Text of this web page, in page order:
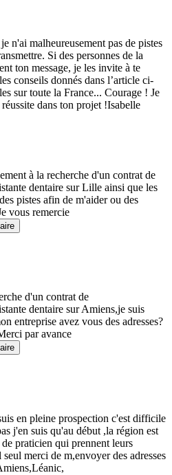
n'ai malheureusement pas de pistes
Si des personnes de la
ton message, je les invite à te
conseils donnés dans l’article ci-
sur toute la France... Courage ! Je
dans ton projet !Isabelle
à la recherche d'un contrat de
dentaire sur Lille ainsi que les
pistes afin de m'aider ou des
vous remercie
d'un contrat de
dentaire sur Amiens,je suis
entreprise avez vous des adresses?
par avance
en pleine prospection c'est difficile
j'en suis qu'au début ,la région est
praticien qui prennent leurs
merci de m,envoyer des adresses